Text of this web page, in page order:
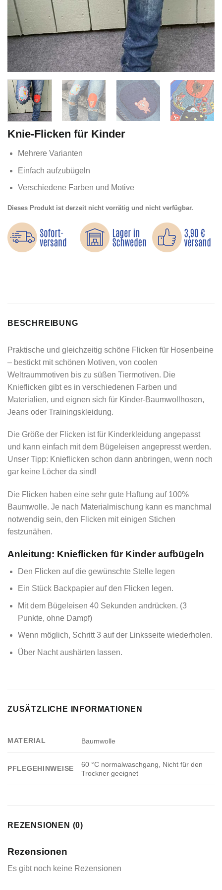
Knie-Flicken für Kinder
Mehrere Varianten
Einfach aufzubügeln
Verschiedene Farben und Motive
Dieses Produkt ist derzeit nicht vorrätig und nicht verfügbar.
BESCHREIBUNG
Praktische und gleichzeitig schöne Flicken für Hosenbeine
– bestickt mit schönen Motiven, von coolen
Weltraummotiven bis zu süßen Tiermotiven. Die
Knieflicken gibt es in verschiedenen Farben und
Materialien, und eignen sich für Kinder-Baumwollhosen,
Jeans oder Trainingskleidung.
Die Größe der Flicken ist für Kinderkleidung angepasst
und kann einfach mit dem Bügeleisen angepresst werden.
Unser Tipp: Knieflicken schon dann anbringen, wenn noch
gar keine Löcher da sind!
Die Flicken haben eine sehr gute Haftung auf 100%
Baumwolle. Je nach Materialmischung kann es manchmal
notwendig sein, den Flicken mit einigen Stichen
festzunähen.
Anleitung: Knieflicken für Kinder aufbügeln
Den Flicken auf die gewünschte Stelle legen
Ein Stück Backpapier auf den Flicken legen.
Mit dem Bügeleisen 40 Sekunden andrücken. (3
Punkte, ohne Dampf)
Wenn möglich, Schritt 3 auf der Linksseite wiederholen.
Über Nacht aushärten lassen.
ZUSÄTZLICHE INFORMATIONEN
MATERIAL Baumwolle
PFLEGEHINWEISE
60 °C normalwaschgang, Nicht für den
Trockner geeignet
REZENSIONEN (0)
Rezensionen
Es gibt noch keine Rezensionen